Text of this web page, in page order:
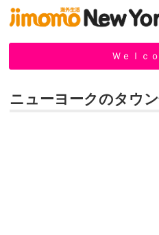
Ｗｅｌｃ
ニューヨークのタウ